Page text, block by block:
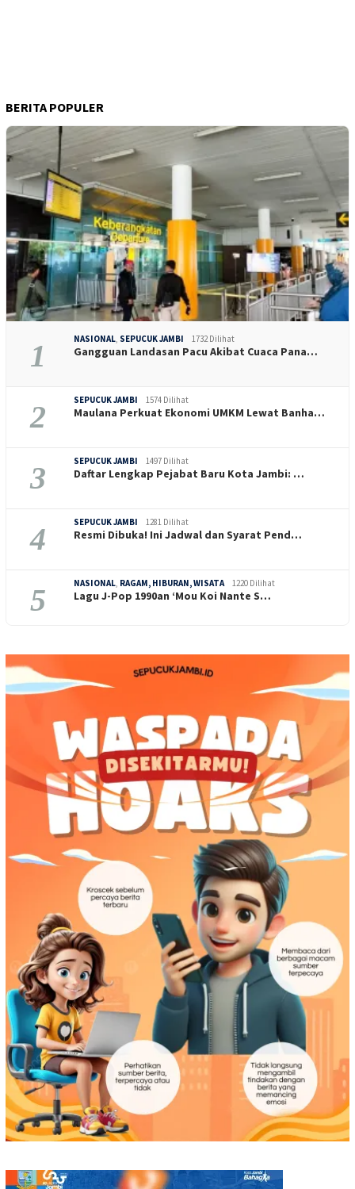
BERITA POPULER
1 NASIONAL, SEPUCUK JAMBI 1732 Dilihat
Gangguan Landasan Pacu Akibat Cuaca Pana…
2 SEPUCUK JAMBI 1574 Dilihat
Maulana Perkuat Ekonomi UMKM Lewat Banha…
3 SEPUCUK JAMBI 1497 Dilihat
Daftar Lengkap Pejabat Baru Kota Jambi: …
4 SEPUCUK JAMBI 1281 Dilihat
Resmi Dibuka! Ini Jadwal dan Syarat Pend…
5 NASIONAL, RAGAM, HIBURAN, WISATA 1220 Dilihat
Lagu J-Pop 1990an ‘Mou Koi Nante S…